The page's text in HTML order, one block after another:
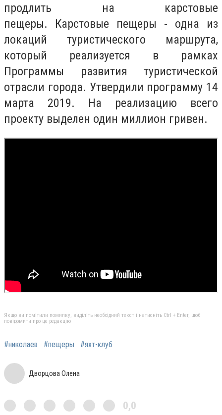
продлить на карстовые
пещеры. Карстовые пещеры - одна из
локаций туристического маршрута,
который реализуется в рамках
Программы развития туристической
отрасли города. Утвердили программу 14
марта 2019. На реализацию всего
проекту выделен один миллион гривен.
Якщо ви помітили помилку, виділіть необхідний текст і натисніть Ctrl + Enter, щоб
повідомити про це редакцію
#николаев #пещеры #яхт-клуб
Дворцова Олена
0,0